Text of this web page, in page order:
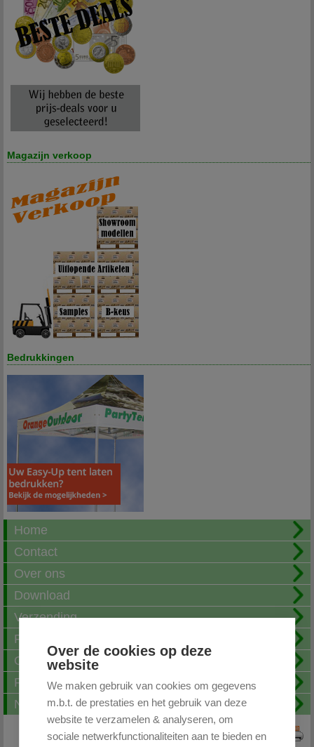
Over de cookies op deze
website
We maken gebruik van cookies om gegevens
m.b.t. de prestaties en het gebruik van deze
website te verzamelen & analyseren, om
sociale netwerkfunctionaliteiten aan te bieden en
Magazijn verkoop
Bedrukkingen
Home
Contact
Over ons
Download
Verzending
Fotoalbum
Openingstijden
FAQ
Nieuwsbrief
Print deze pagina